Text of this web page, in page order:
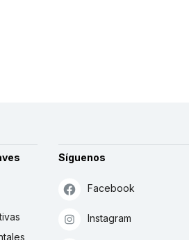
Síguenos
Facebook
Instagram